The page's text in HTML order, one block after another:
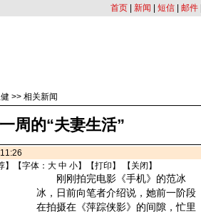
首页 新闻 短信 邮件
>> 相关新闻
周的“夫妻生活”
11:26
】【字体： 大 中 小】【打印 】 【 关闭 】
刚刚拍完电影《手机》的范冰
冰，日前向笔者介绍说，她前一阶段
在拍摄在《萍踪侠影》的间隙，忙里